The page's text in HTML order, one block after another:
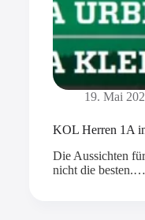
19. Mai
KOL Herren 1A
Die Aussichten
nicht die besten.…